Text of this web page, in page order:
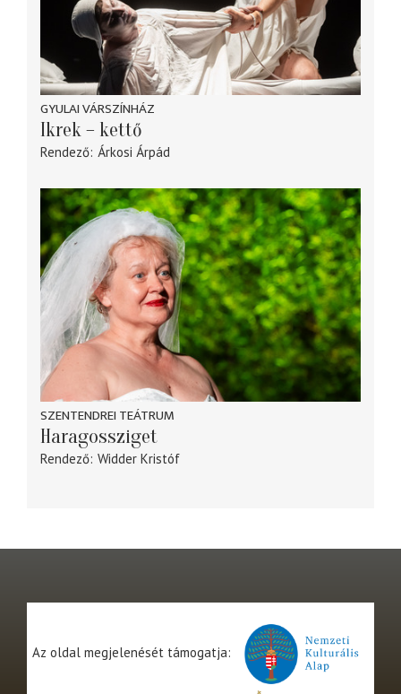
GYULAI VÁRSZÍNHÁZ
Ikrek – kettő
Rendező Árkosi Árpád
SZENTENDREI TEÁTRUM
Haragossziget
Rendező Widder Kristóf
Az oldal megjelenését támogatja: